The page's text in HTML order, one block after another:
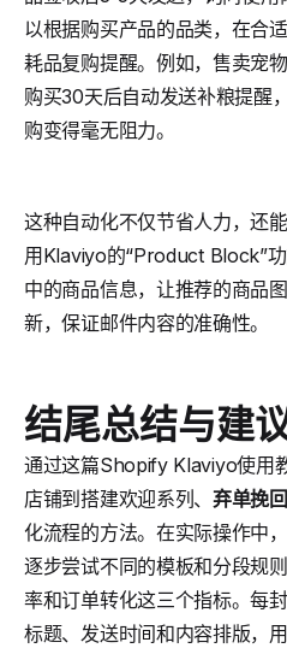
以根据购买产品的品类，在合
耗品复购提醒。例如，售卖宠
购买30天后自动发送补粮提醒
购变得毫无阻力。
这种自动化不仅节省人力，还
用Klaviyo的“Product Block”
中的商品信息，让推荐的商品
新，保证邮件内容的准确性。
结尾总结与建
通过这篇Shopify Klaviyo使用
店铺到搭建欢迎系列、 弃单挽回
化流程的方法。在实际操作中
逐步尝试不同的模板和分段规
率和订单转化这三个指标。每
标题、发送时间和内容排版，用